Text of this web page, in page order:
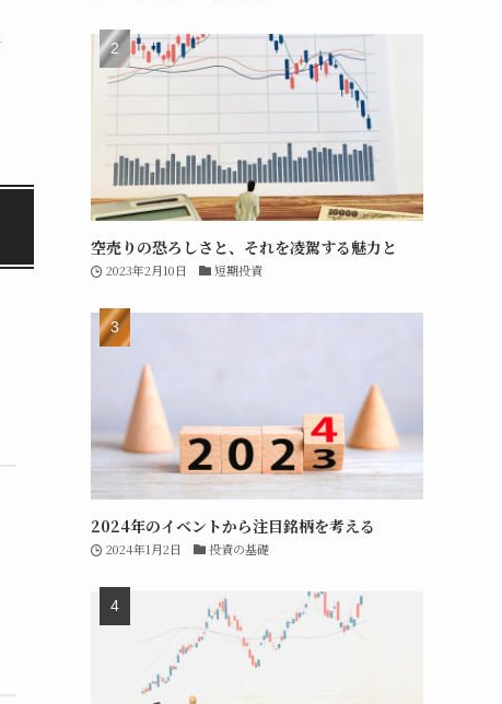
空売りの恐ろしさと、それを凌駕する魅力と
2023年2月10日 短期投資
2024年のイベントから注目銘柄を考える
2024年1月2日 投資の基礎